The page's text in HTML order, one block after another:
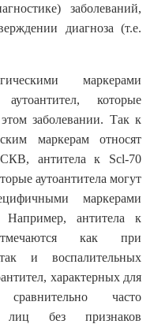
заболеваний,
диагноза (т.е.
маркерами
которые
заболевании. Так к
маркерам относят
антитела к Scl-70
аутоантитела могут
маркерами
Например, антитела к
как при
и воспалительных
характерных для
часто
без признаков